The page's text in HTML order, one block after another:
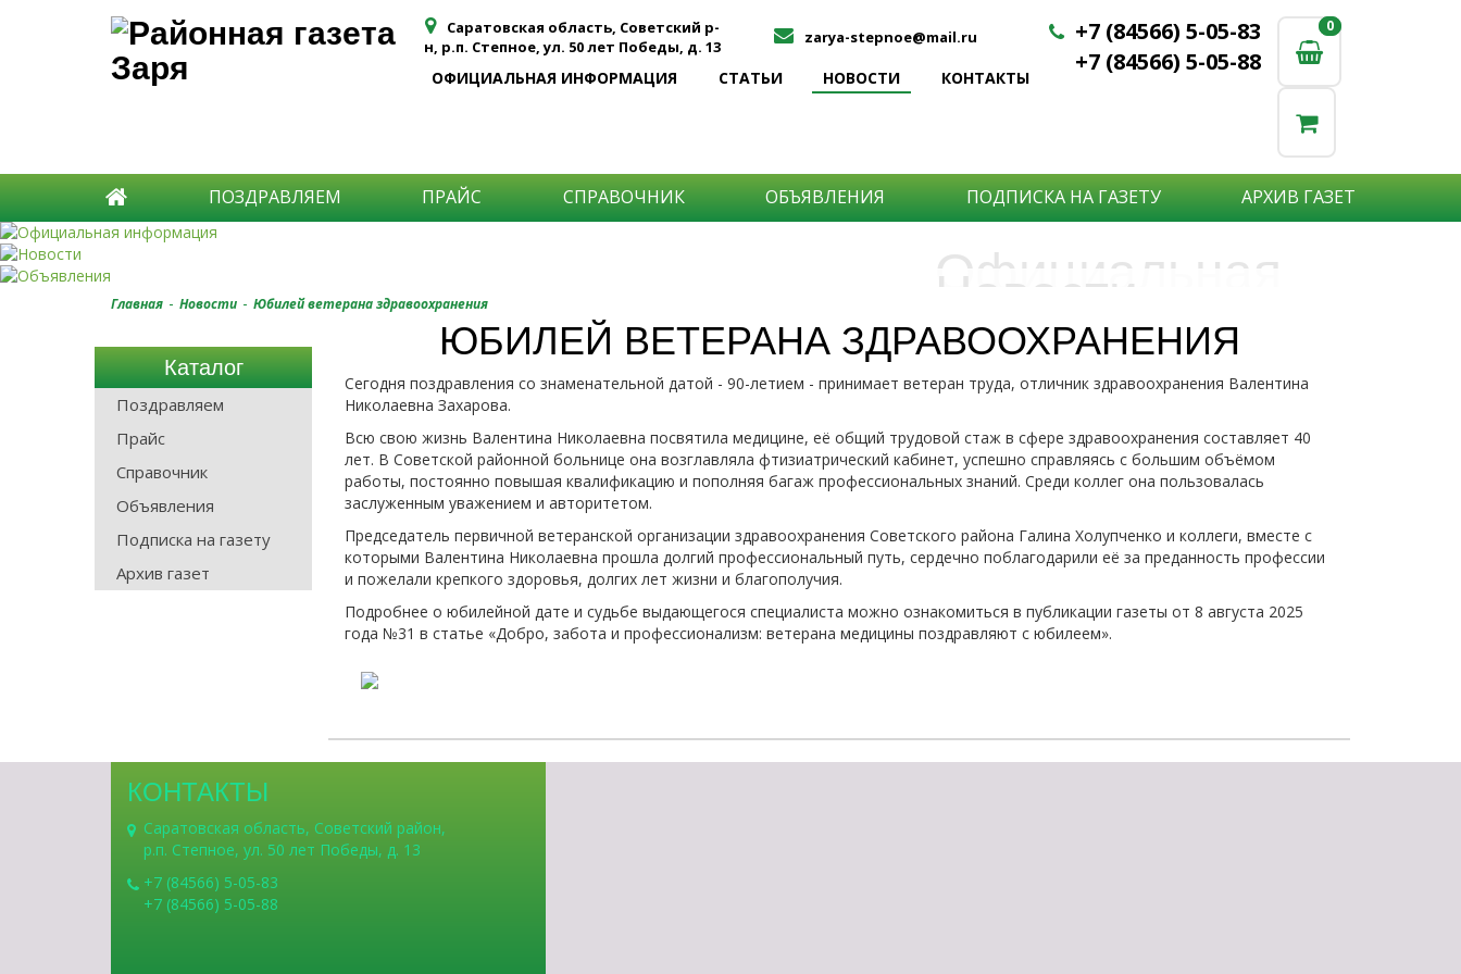
Саратовская область, Советский р-
н, р.п. Степное, ул. 50 лет Победы, д. 13
zarya-stepnoe@mail.ru
ОФИЦИАЛЬНАЯ ИНФОРМАЦИЯ СТАТЬИ НОВОСТИ КОНТАКТЫ
+7 (84566) 5-05-83
+7 (84566) 5-05-88
0
0
ПОЗДРАВЛЯЕМ ПРАЙС СПРАВОЧНИК ОБЪЯВЛЕНИЯ ПОДПИСКА НА ГАЗЕТУ АРХИВ ГАЗЕТ
Официальная
информация
Подробнее
Новости
-происшествия,
-спорта,
-мира науки,
-медицины,
Подробнее
Объявления
Хотите что бы о Вас узнали?
негосударственных организаций?
Просто закажите объявление.
Главная - Новости - Юбилей ветерана здравоохранения
Каталог
Поздравляем
Прайс
Справочник
Объявления
Подписка на газету
Архив газет
ЮБИЛЕЙ ВЕТЕРАНА ЗДРАВООХРАНЕНИЯ
Сегодня поздравления со знаменательной датой - 90-летием - принимает ветеран труда, отличник здравоохранения Валентина
Николаевна Захарова.
Всю свою жизнь Валентина Николаевна посвятила медицине, её общий трудовой стаж в сфере здравоохранения составляет 40
лет. В Советской районной больнице она возглавляла фтизиатрический кабинет, успешно справляясь с большим объёмом
работы, постоянно повышая квалификацию и пополняя багаж профессиональных знаний. Среди коллег она пользовалась
заслуженным уважением и авторитетом.
Председатель первичной ветеранской организации здравоохранения Советского района Галина Холупченко и коллеги, вместе с
которыми Валентина Николаевна прошла долгий профессиональный путь, сердечно поблагодарили её за преданность профессии
и пожелали крепкого здоровья, долгих лет жизни и благополучия.
Подробнее о юбилейной дате и судьбе выдающегося специалиста можно ознакомиться в публикации газеты от 8 августа 2025
года №31 в статье «Добро, забота и профессионализм: ветерана медицины поздравляют с юбилеем».
КОНТАКТЫ
Саратовская область, Советский район,
р.п. Степное, ул. 50 лет Победы, д. 13
+7 (84566) 5-05-83
+7 (84566) 5-05-88